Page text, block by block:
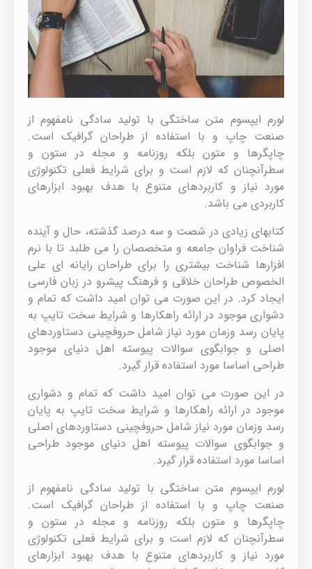
لورم ایپسوم متن ساختگی با تولید سادگی نامفهوم از
صنعت چاپ و با استفاده از طراحان گرافیک است.
چاپگرها و متون بلکه روزنامه و مجله در ستون و
سطرآنچنان که لازم است و برای شرایط فعلی تکنولوژی
مورد نیاز و کاربردهای متنوع با هدف بهبود ابزارهای
کاربردی می باشد.
کتابهای زیادی در شصت و سه درصد گذشته، حال و آینده
شناخت فراوان جامعه و متخصصان را می طلبد تا با نرم
افزارها شناخت بیشتری را برای طراحان رایانه ای علی
الخصوص طراحان خلاقی و فرهنگ پیشرو در زبان فارسی
ایجاد کرد. در این صورت می توان امید داشت که تمام و
دشواری موجود در ارائه راهکارها و شرایط سخت تایپ به
پایان رسد وزمان مورد نیاز شامل حروفچینی دستاوردهای
اصلی و جوابگوی سوالات پیوسته اهل دنیای موجود
طراحی اساسا مورد استفاده قرار گیرد.
در این صورت می توان امید داشت که تمام و دشواری
موجود در ارائه راهکارها و شرایط سخت تایپ به پایان
رسد وزمان مورد نیاز شامل حروفچینی دستاوردهای اصلی
و جوابگوی سوالات پیوسته اهل دنیای موجود طراحی
اساسا مورد استفاده قرار گیرد.
لورم ایپسوم متن ساختگی با تولید سادگی نامفهوم از
صنعت چاپ و با استفاده از طراحان گرافیک است.
چاپگرها و متون بلکه روزنامه و مجله در ستون و
سطرآنچنان که لازم است و برای شرایط فعلی تکنولوژی
مورد نیاز و کاربردهای متنوع با هدف بهبود ابزارهای